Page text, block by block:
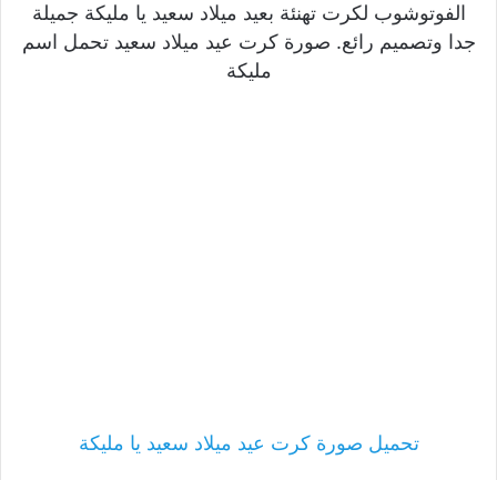
الفوتوشوب لكرت تهنئة بعيد ميلاد سعيد يا مليكة جميلة
جدا وتصميم رائع. صورة كرت عيد ميلاد سعيد تحمل اسم
مليكة
تحميل صورة كرت عيد ميلاد سعيد يا مليكة